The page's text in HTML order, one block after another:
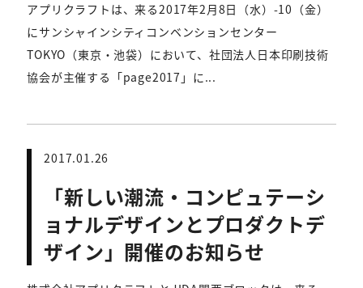
アプリクラフトは、来る2017年2月8日（水）-10（金）
にサンシャインシティコンベンションセンター
TOKYO（東京・池袋）において、社団法人日本印刷技術
協会が主催する「page2017」に...
2017.01.26
「新しい潮流・コンピュテーシ
ョナルデザインとプロダクトデ
ザイン」開催のお知らせ